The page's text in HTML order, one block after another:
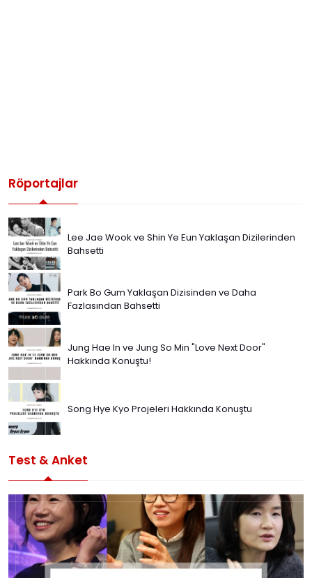
Röportajlar
Lee Jae Wook ve Shin Ye Eun Yaklaşan Dizilerinden
Bahsetti
Park Bo Gum Yaklaşan Dizisinden ve Daha
Fazlasından Bahsetti
Jung Hae In ve Jung So Min "Love Next Door"
Hakkında Konuştu!
Song Hye Kyo Projeleri Hakkında Konuştu
Test & Anket